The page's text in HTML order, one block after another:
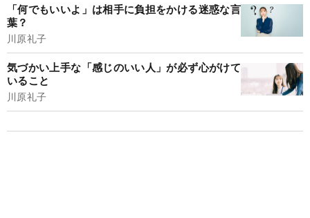
「何でもいいよ」は相手に負担をかける迷惑な言
葉？
川原礼子
気づかい上手な「感じのいい人」が必ず心がけて
いること
川原礼子